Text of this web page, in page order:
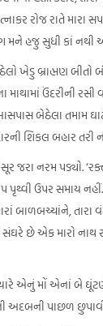
રોજ રાતે મારા
હજુ સુધી કાં નથી
ખેડુ બ્રાહ્મણ બીતો
માથામાં ઉંદરીની
બેઠેલા તમામ
શિકલ બહાર તરી
જરા નરમ પડ્યો.
પૃથ્વી ઉપર સમાય
બાળબચ્ચાંને,
છે એક મારો નાથ
એનું મોં એનાં બે
પાછળ છુપાવી